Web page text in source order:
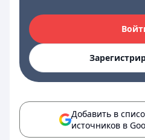
Добавить в
источников в